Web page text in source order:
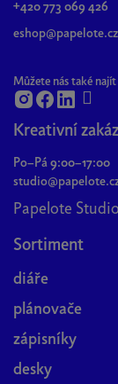
+420 773 069 426
eshop@papelote.cz
Můžete nás také najít
Kreativní
Po–Pá 9:00–17:00
Papelote Studio
Sortiment
diáře
plánovače
zápisníky
desky